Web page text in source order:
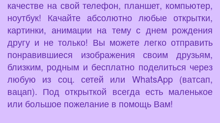
качестве на свой телефон, планшет, компьютер,
ноутбук! Качайте абсолютно любые открытки,
картинки, анимации на тему с днем рождения
другу и не только! Вы можете легко отправить
понравившиеся изображения своим друзьям,
близким, родным и бесплатно поделиться через
любую из соц. сетей или WhatsApp (ватсап,
вацап). Под открыткой всегда есть маленькое
или большое пожелание в помощь Вам!